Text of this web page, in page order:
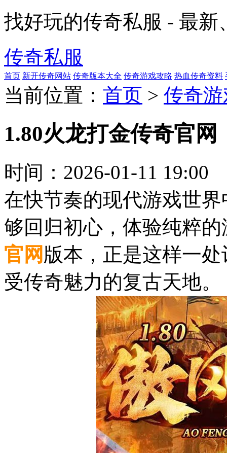
找好玩的传奇私服 - 最
传奇私服
首页 新开传奇网站 传奇版本大全 传奇游戏攻略 热血传奇资料
当前位置： 首页 > 传奇
1.80火龙打金传奇官
时间： 2026-01-11 19:00
在快节奏的现代游戏世
够回归初心，体验纯粹
官网 版本，正是这样一
受传奇魅力的复古天地。